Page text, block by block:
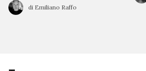
di Emiliano Raffo